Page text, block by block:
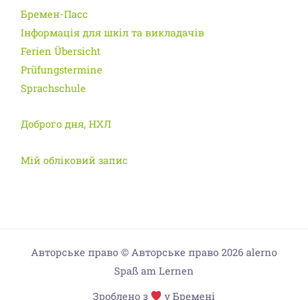
Бремен-Пасс
Інформація для шкіл та викладачів
Ferien Übersicht
Prüfungstermine
Sprachschule
Доброго дня, НХЛ
Мій обліковий запис
Авторське право © Авторське право 2026 alerno
Spaß am Lernen
Зроблено з
у Бремені